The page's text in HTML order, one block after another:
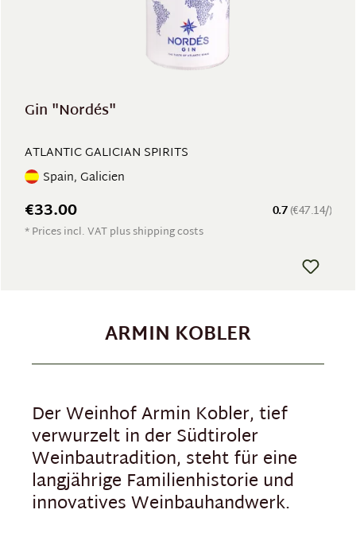
Gin "Nordés"
ATLANTIC GALICIAN SPIRITS
Spain, Galicien
0.7(€47.14/)
€33.00
* Prices incl. VAT plus shipping costs
ARMIN KOBLER
Der Weinhof Armin Kobler, tief
verwurzelt in der Südtiroler
Weinbautradition, steht für eine
langjährige Familienhistorie und
innovatives Weinbauhandwerk.